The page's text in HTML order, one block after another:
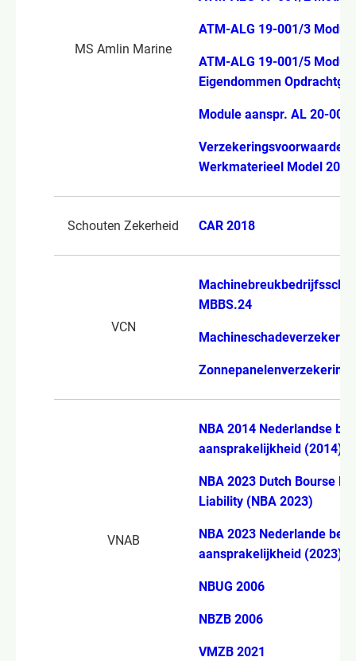
MS Amlin Marine
ATM-ALG 19-001/3
ATM-ALG 19-001/5 Module
Eigendommen
Module aanspr. AL 20-
Verzekeringsvoorwaarden
Werkmaterieel Model
Schouten Zekerheid CAR 2018
VCN
MBBS.24
Zonnepanelenverzekering
VNAB
NBA 2014 Nederlandse
aansprakelijkheid (2014)
NBA 2023 Dutch Bourse
Liability (NBA 2023)
NBA 2023 Nederlande
aansprakelijkheid (2023)
NBUG 2006
NBZB 2006
VMZB 2021